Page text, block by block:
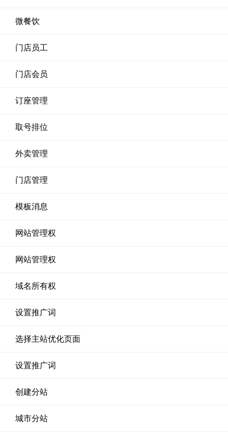
微餐饮
门店员工
门店会员
订座管理
取号排位
外卖管理
门店管理
模板消息
网站管理权
网站管理权
域名所有权
设置推广词
选择主站优化页面
设置推广词
创建分站
城市分站